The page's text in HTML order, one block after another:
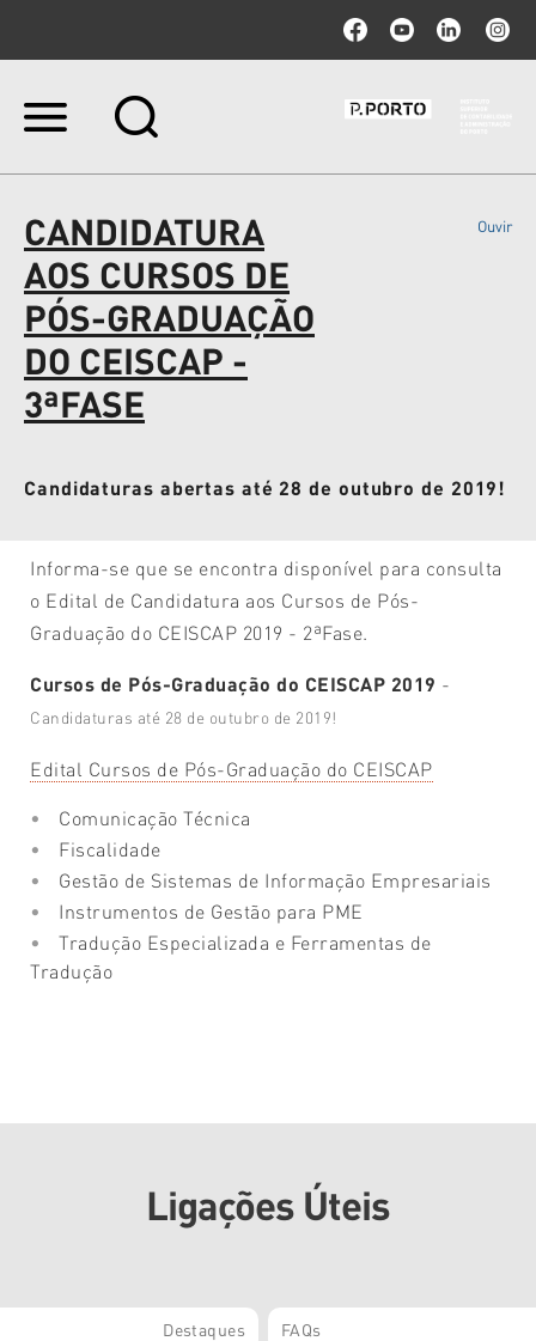
Ir
Ir
para
a
navegação
CANDIDATURA
AOS CURSOS DE
PÓS-GRADUAÇÃO
DO CEISCAP -
3ªFASE
Ouvir
Candidaturas abertas até 28 de outubro de 2019!
Informa-se que se encontra disponível para consulta
o Edital de Candidatura aos Cursos de Pós-
Graduação do CEISCAP 2019 - 2ªFase.
Cursos de Pós-Graduação do CEISCAP 2019 -
Candidaturas até 28 de outubro de 2019!
Edital Cursos de Pós-Graduação do CEISCAP
Comunicação Técnica
Fiscalidade
Gestão de Sistemas de Informação Empresariais
Instrumentos de Gestão para PME
Tradução Especializada e Ferramentas de
Tradução
Ligações Úteis
Destaques FAQs